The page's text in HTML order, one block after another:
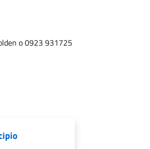
o 0923 931725